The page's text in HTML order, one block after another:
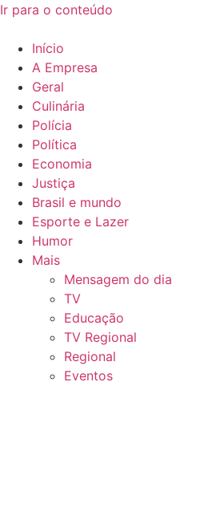
Ir para o conteúdo
Início
A Empresa
Geral
Culinária
Polícia
Política
Economia
Justiça
Brasil e mundo
Esporte e Lazer
Humor
Mais
Mensagem do dia
TV
Educação
TV Regional
Regional
Eventos